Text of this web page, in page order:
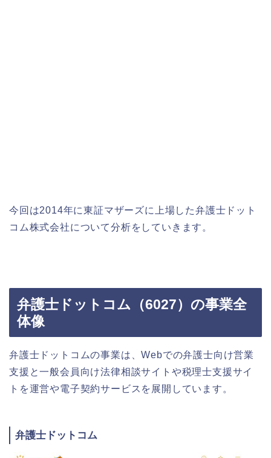
今回は2014年に東証マザーズに上場した弁護士ドット
コム株式会社について分析をしていきます。
弁護士ドットコム（6027）の事業全
体像
弁護士ドットコムの事業は、Webでの弁護士向け営業
支援と一般会員向け法律相談サイトや税理士支援サイ
トを運営や電子契約サービスを展開しています。
弁護士ドットコム